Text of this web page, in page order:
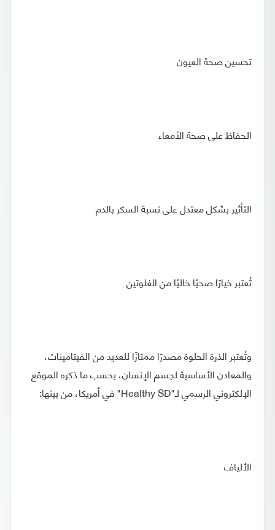
تحسين صحة العيون
الحفاظ على صحة الأمعاء
التأثير بشكل معتدل على نسبة السكر بالدم
تُعتبر خيارًا صحيًا خاليًا من الغلوتين
وتُعتبر الذرة الحلوة مصدرًا ممتازًا للعديد من الفيتامينات،
والمعادن الأساسية لجسم الإنسان، بحسب ما ذكره الموقع
الإلكتروني الرسمي لـ"Healthy SD" في أمريكا، من بينها:
الألياف